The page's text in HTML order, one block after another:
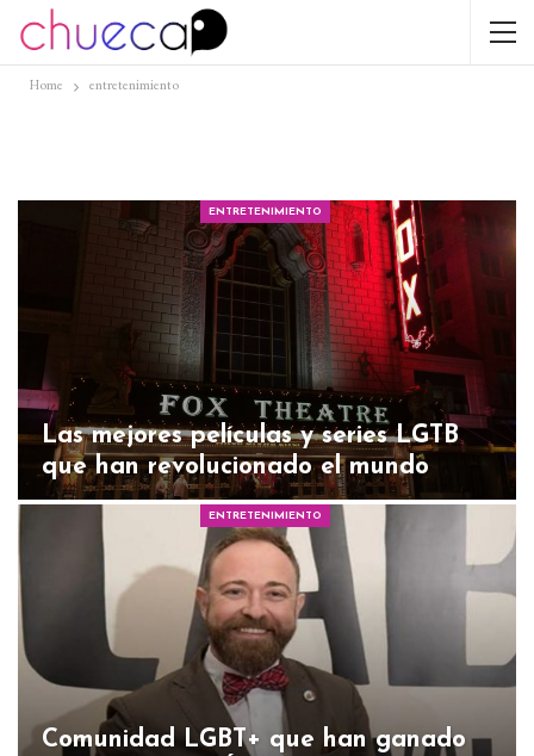
Home entretenimiento
ENTRETENIMIENTO
Las mejores películas y series LGTB
que han revolucionado el mundo
ENTRETENIMIENTO
Comunidad LGBT+ que han ganado